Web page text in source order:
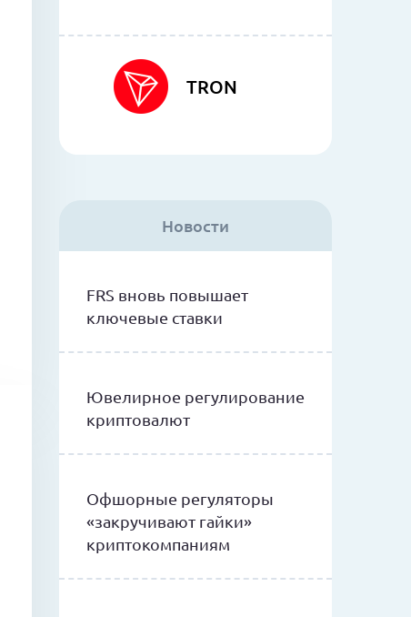
TRON
Новости
FRS вновь повышает
ключевые ставки
Ювелирное регулирование
криптовалют
Офшорные регуляторы
«закручивают гайки»
криптокомпаниям